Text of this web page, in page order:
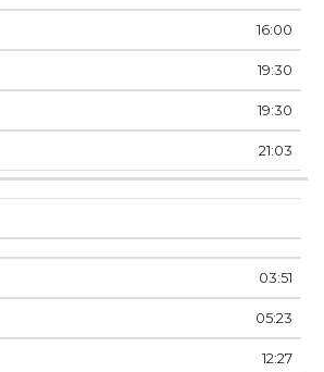
16:00
19:30
19:30
21:03
03:51
05:23
12:27